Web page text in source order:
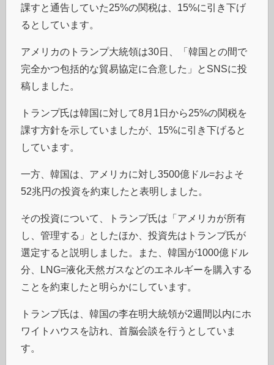
課すと通告していた25%の関税は、15%に引き下げ
るとしています。
アメリカのトランプ大統領は30日、「韓国との間で
完全かつ包括的な貿易協定に合意した」とSNSに投
稿しました。
トランプ氏は韓国に対して8月1日から25%の関税を
課す方針を示していましたが、15%に引き下げると
しています。
一方、韓国は、アメリカに対し3500億ドル=およそ
52兆円の投資を約束したと表明しました。
その投資について、トランプ氏は「アメリカが所有
し、管理する」としたほか、投資先はトランプ氏が
選定すると説明しました。また、韓国が1000億ドル
分、LNG=液化天然ガスなどのエネルギーを購入する
ことを約束したと明らかにしています。
トランプ氏は、韓国の李在明大統領が2週間以内にホ
ワイトハウスを訪れ、首脳会談を行うとしていま
す。